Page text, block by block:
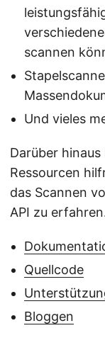
scannen
Und vieles
Darüber
Ressourcen
das Scannen
API zu
Quellcode
Bloggen